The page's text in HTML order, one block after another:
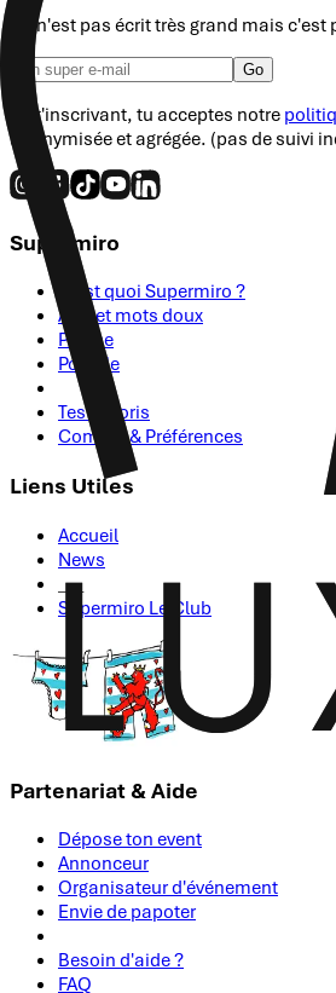
Ce n'est pas écrit très grand mais
Go
En t'inscrivant, tu acceptes notre
anonymisée et agrégée. (pas de suivi
Supermiro
C'est quoi Supermiro ?
Avis et mots doux
Presse
Postule
Tes Favoris
Compte & Préférences
Liens Utiles
Accueil
News
___
Supermiro Le Club
Partenariat & Aide
Dépose ton event
Annonceur
Organisateur d'événement
Envie de papoter
Besoin d'aide ?
FAQ